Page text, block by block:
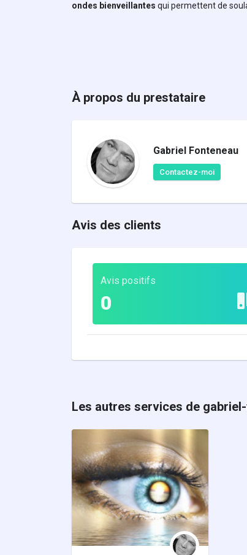
ondes bienveillantes qui permettent de
À propos du prestataire
Gabriel Fonteneau
Contactez-moi
Avis des clients
Avis positifs
0
Les autres services de